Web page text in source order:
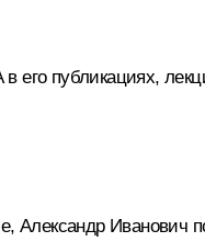
его публикациях,
Александр Иванович